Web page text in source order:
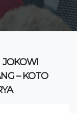
JOKOWI
– KOTO